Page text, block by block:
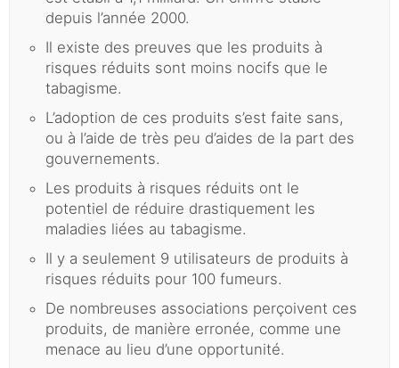
depuis l’année 2000.
Il existe des preuves que les produits à
risques réduits sont moins nocifs que le
tabagisme.
L’adoption de ces produits s’est faite sans,
ou à l’aide de très peu d’aides de la part des
gouvernements.
Les produits à risques réduits ont le
potentiel de réduire drastiquement les
maladies liées au tabagisme.
Il y a seulement 9 utilisateurs de produits à
risques réduits pour 100 fumeurs.
De nombreuses associations perçoivent ces
produits, de manière erronée, comme une
menace au lieu d’une opportunité.